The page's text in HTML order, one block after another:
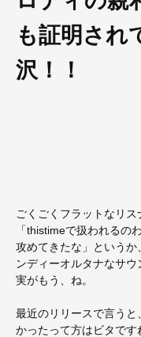
も証明され
沢！！
ごくごくフラットなリス
「thistimeで扱われるの
攻めてきたな」という
ンディーオルタナなサ
実がもう、ね。
最近のリリースで言う
かったって方はビタです